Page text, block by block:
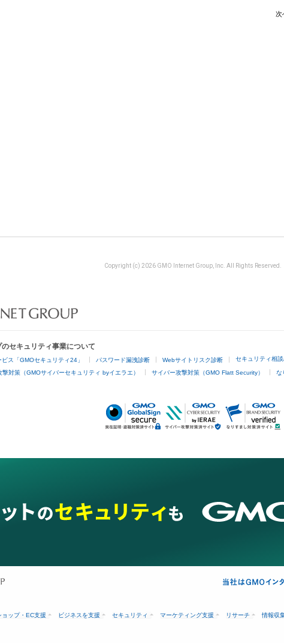
次
Copyright (c) 2026 GMO Internet Group, Inc. All Rights Reserved.
セキュリティ事業について
ス「GMOセキュリティ24」 パスワード漏洩診断 Webサイトリスク診断 セキュリティ相
撃対策（GMOサイバーセキュリティ byイエラエ） サイバー攻撃対策（GMO Flatt Security） な
ョップ・EC支援 ビジネスを支援 セキュリティ マーケティング支援 リサーチ 情報収